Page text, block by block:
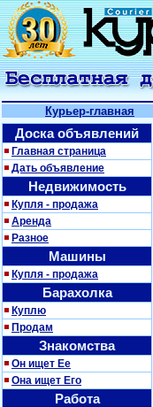
Курьер-главная
Доска объявлений
Главная страница
Дать объявление
Недвижимость
Купля - продажа
Аренда
Разное
Машины
Купля - продажа
Барахолка
Куплю
Продам
Знакомства
Он ищет Ее
Она ищет Его
Работа